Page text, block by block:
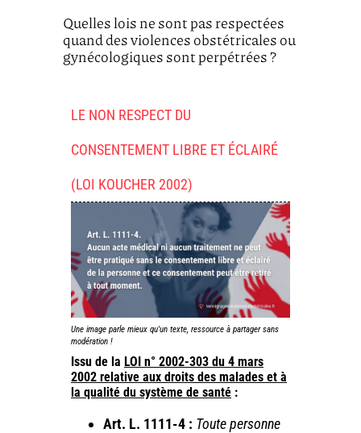
Quelles lois ne sont pas respectées
quand des violences obstétricales ou
gynécologiques sont perpétrées ?
LE NON RESPECT DU
CONSENTEMENT LIBRE ET ÉCLAIRÉ
(LOI KOUCHER 2002)
Une image parle mieux qu'un texte, ressource à partager sans
modération !
Issu de la LOI n° 2002-303 du 4 mars
2002 relative aux droits des malades et à
la qualité du système de santé :
Art. L. 1111-4 : Toute personne